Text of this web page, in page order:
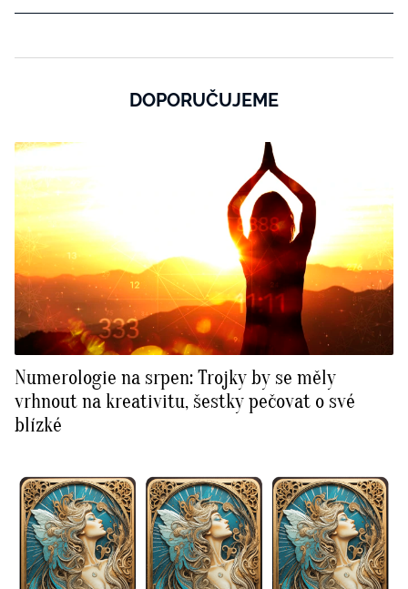
DOPORUČUJEME
Numerologie na srpen: Trojky by se měly
vrhnout na kreativitu, šestky pečovat o své
blízké